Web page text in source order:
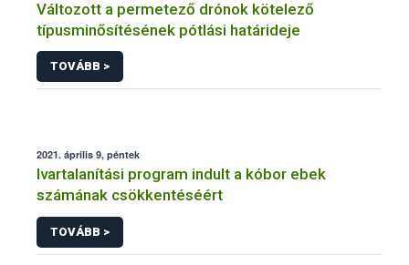
Változott a permetező drónok kötelező
típusminősítésének pótlási határideje
TOVÁBB >
2021. április 9, péntek
Ivartalanítási program indult a kóbor ebek
számának csökkentéséért
TOVÁBB >